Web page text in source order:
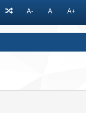
A- A A+